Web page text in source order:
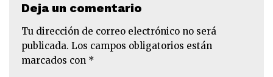
Deja un comentario
Tu dirección de correo electrónico no será
publicada. Los campos obligatorios están
marcados con *